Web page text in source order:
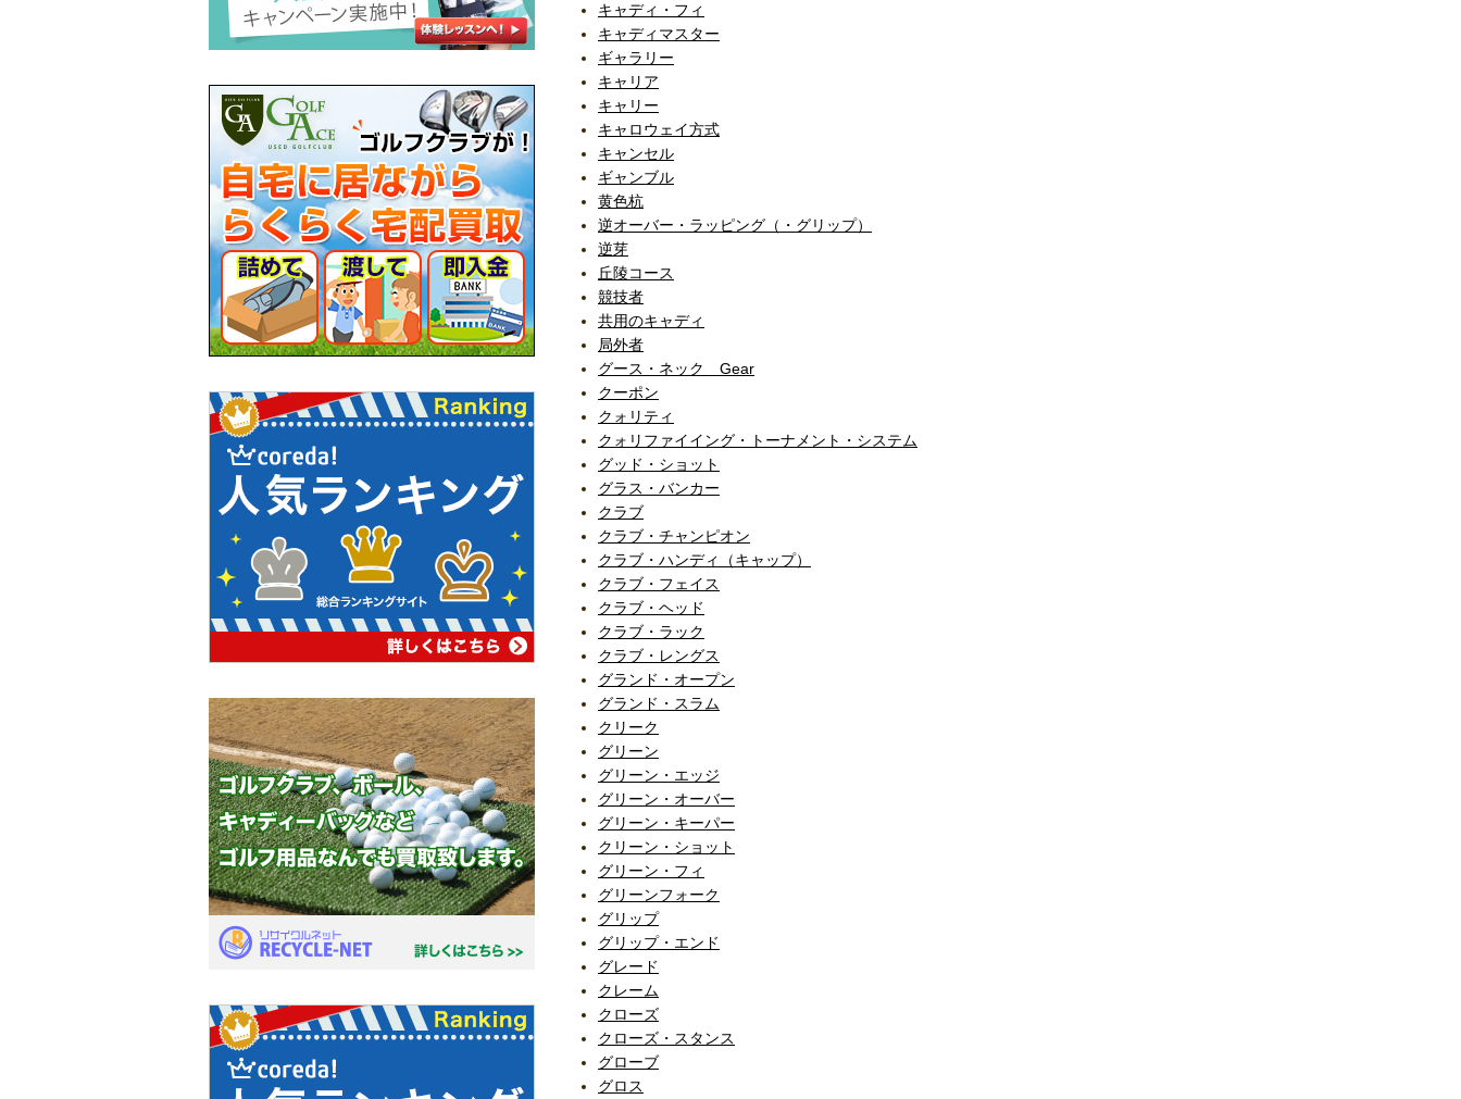
キャディ・フィ
キャディマスター
ギャラリー
キャリア
キャリー
キャロウェイ方式
キャンセル
ギャンブル
黄色杭
逆オーバー・ラッピング（・グリップ）
逆芽
丘陵コース
競技者
共用のキャディ
局外者
グース・ネック Gear
クーポン
クォリティ
クォリファイイング・トーナメント・システム
グッド・ショット
グラス・バンカー
クラブ
クラブ・チャンピオン
クラブ・ハンディ（キャップ）
クラブ・フェイス
クラブ・ヘッド
クラブ・ラック
クラブ・レングス
グランド・オープン
グランド・スラム
クリーク
グリーン
グリーン・エッジ
グリーン・オーバー
グリーン・キーパー
クリーン・ショット
グリーン・フィ
グリーンフォーク
グリップ
グリップ・エンド
グレード
クレーム
クローズ
クローズ・スタンス
グローブ
グロス